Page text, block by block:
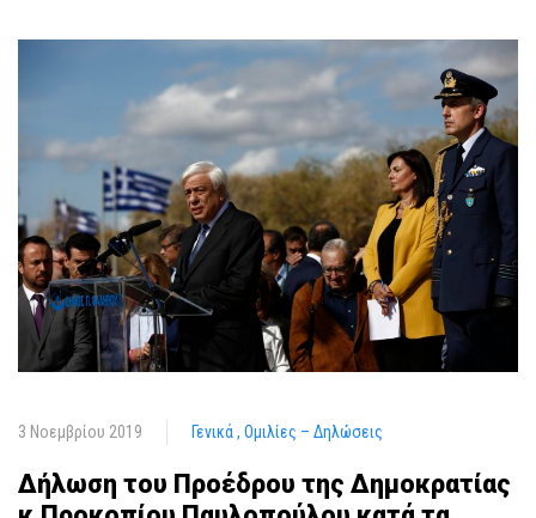
3 Νοεμβρίου 2019 Γενικά Ομιλίες – Δηλώσεις
Δήλωση του Προέδρου της Δημοκρατίας